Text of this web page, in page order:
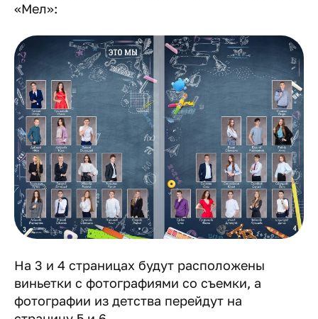
«Мел»:
На 3 и 4 страницах будут расположены
виньетки с фотографиями со съемки, а
фотографии из детства перейдут на